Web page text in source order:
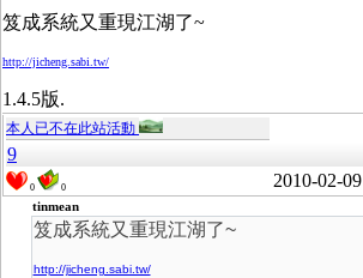
笈成系統又重現江湖了~
http://jicheng.sabi.tw/
1.4.5版.
本人已不在此站活動
9
0 0 2010-02-09
tinmean
笈成系統又重現江湖了~
http://jicheng.sabi.tw/